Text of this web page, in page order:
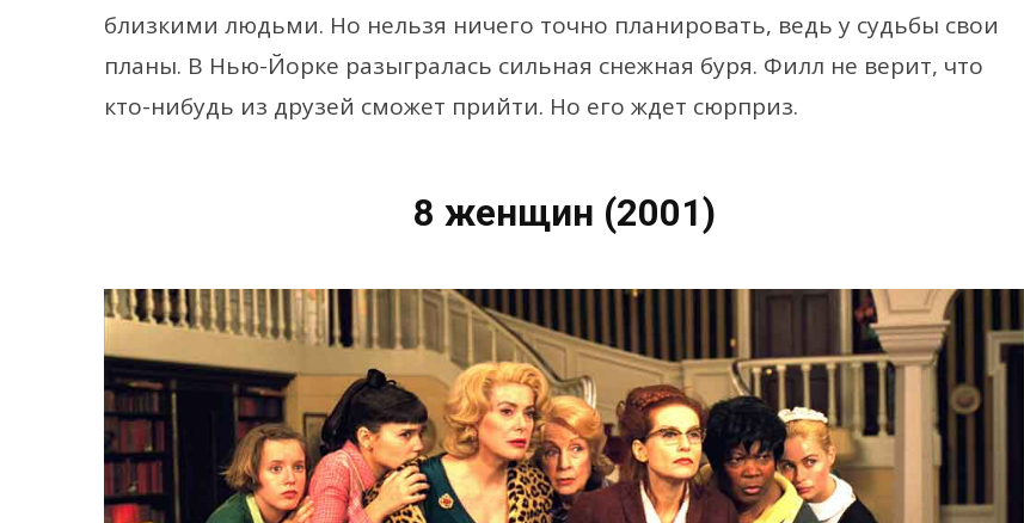
близкими людьми. Но нельзя ничего точно планировать, ведь у судьбы свои
планы. В Нью-Йорке разыгралась сильная снежная буря. Филл не верит, что
кто-нибудь из друзей сможет прийти. Но его ждет сюрприз.
8 женщин (2001)